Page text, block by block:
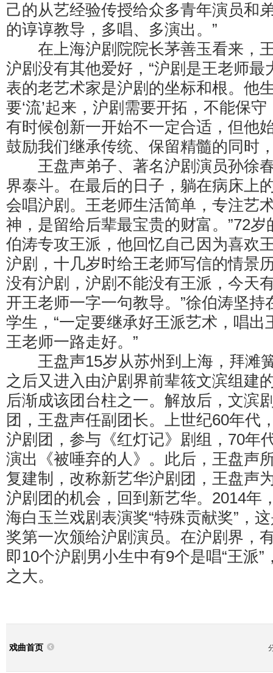
己的从艺经验传授给众多青年演员和
的谆谆教导，多唱、多演出。”
在上海沪剧院院长茅善玉看来，
沪剧没有其他爱好，“沪剧是王老师最
表的老艺术家是沪剧的坐标和根。他
要‘流’起来，沪剧需要开拓，不能保
有时候创新一开始不一定合适，但他
鼓励我们继承传统、保留精髓的同时
王盘声弟子、著名沪剧演员孙徐春
界泰斗。在最后的日子，躺在病床上
会唱沪剧。王老师生活简单，专注艺
神，是留给后辈最宝贵的财富。”72
伯涛专攻王派，他回忆自己因为喜欢
沪剧，十几岁时给王老师写信的情景
没有沪剧，沪剧不能没有王派，今天
开王老师一字一句教导。”徐伯涛坚
学生，“一定要继承好王派艺术，唱出
王老师一路走好。”
王盘声15岁从苏州到上海，拜滩
之后又进入由沪剧界前辈筱文滨组建
后渐成该团台柱之一。解放后，文滨
团，王盘声任副团长。上世纪60年代
沪剧团，参与《红灯记》剧组，70年
演出《被唾弃的人》。此后，王盘声
复建制，改称新艺华沪剧团，王盘声
沪剧团的机会，回到新艺华。2014年
海白玉兰戏剧表演奖“特殊贡献奖”，
奖第一次颁给沪剧演员。在沪剧界，
即10个沪剧男小生中有9个是唱“王派”
之大。
戏曲首页